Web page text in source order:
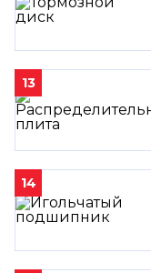
13
14